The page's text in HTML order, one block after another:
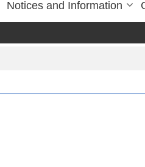
Notices and Information